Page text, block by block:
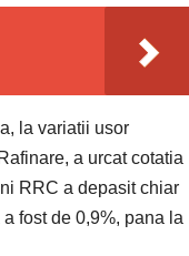
la variatii usor
a urcat cotatia
RRC a depasit chiar
fost de 0,9%, pana la